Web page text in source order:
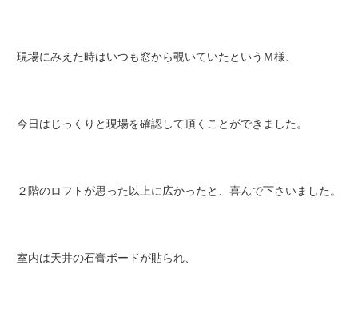
現場にみえた時はいつも窓から覗いていたというＭ様、
今日はじっくりと現場を確認して頂くことができました。
２階のロフトが思った以上に広かったと、喜んで下さいました。
室内は天井の石膏ボードが貼られ、